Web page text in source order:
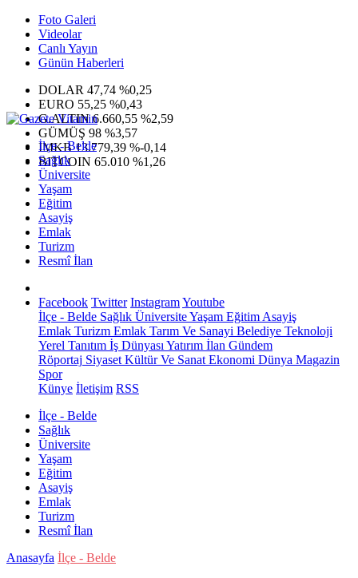
Foto Galeri
Videolar
Canlı Yayın
Günün Haberleri
DOLAR 47,74 %0,25
EURO 55,25 %0,43
G.ALTIN6.660,55 %2,59
GÜMÜŞ 98 %3,57
IMKB13.779,39 %-0,14
BITCOIN 65.010 %1,26
İlçe - Belde
Sağlık
Üniversite
Yaşam
Eğitim
Asayiş
Emlak
Turizm
Resmî İlan
Facebook Twitter InstagramYoutube
İlçe - Belde Sağlık ÜniversiteYaşam Eğitim Asayiş
Emlak Turizm Emlak Tarım Ve Sanayi Belediye Teknoloji
Yerel Tanıtım İş Dünyası Yatırım İlan Gündem
Röportaj Siyaset Kültür Ve Sanat Ekonomi Dünya Magazin
Spor
Künye İletişim RSS
İlçe - Belde
Sağlık
Üniversite
Yaşam
Eğitim
Asayiş
Emlak
Turizm
Resmî İlan
Anasayfa İlçe - Belde